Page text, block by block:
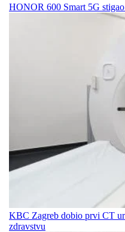
HONOR 600 Smart 5G
KBC Zagreb dobio prvi CT
zdravstvu